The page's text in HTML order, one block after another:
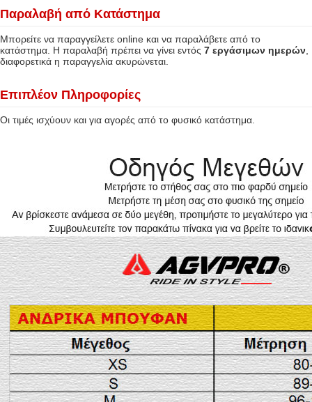
Παραλαβή από Κατάστημα
Μπορείτε να παραγγείλετε online και να παραλάβετε από το
κατάστημα. Η παραλαβή πρέπει να γίνει εντός 7 εργάσιμων ημερών
διαφορετικά η παραγγελία ακυρώνεται.
Επιπλέον Πληροφορίες
Οι τιμές ισχύουν και για αγορές από το φυσικό κατάστημα.